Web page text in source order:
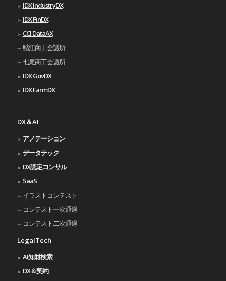
IDX IndustryDX
IDX FinDX
CCI DataAX
鯖江商工会議所
七尾商工会議所
IDX GovDX
IDX FarmDX
DX＆AI
アノテーション
データテック
DX認定コンサル
SaaS
イラストコンテスト
コンテスト一次通過
コンテスト二次通過
LegalTech
AI知財検索
DX＆契約